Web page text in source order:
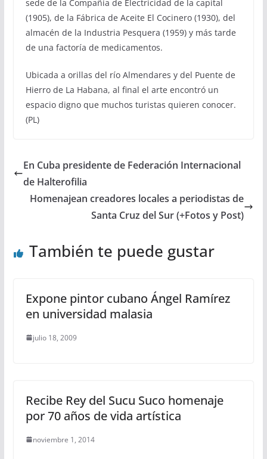
sede de la Compañía de Electricidad de la capital
(1905), de la Fábrica de Aceite El Cocinero (1930), del
almacén de la Industria Pesquera (1959) y más tarde
de una factoría de medicamentos.
Ubicada a orillas del río Almendares y del Puente de
Hierro de La Habana, al final el arte encontró un
espacio digno que muchos turistas quieren conocer.
(PL)
En Cuba presidente de Federación Internacional
de Halterofilia
Homenajean creadores locales a periodistas de
Santa Cruz del Sur (+Fotos y Post)
También te puede gustar
Expone pintor cubano Ángel Ramírez
en universidad malasia
julio 18, 2009
Recibe Rey del Sucu Suco homenaje
por 70 años de vida artística
noviembre 1, 2014